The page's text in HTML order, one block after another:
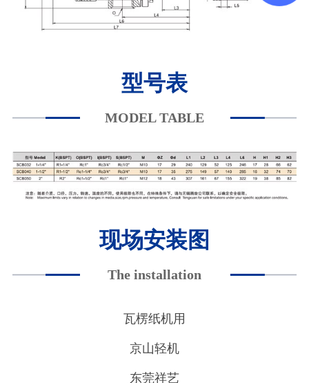
型号表
MODEL TABLE
现场安装图
The installation
瓦楞纸机用
京山轻机
东莞祥艺